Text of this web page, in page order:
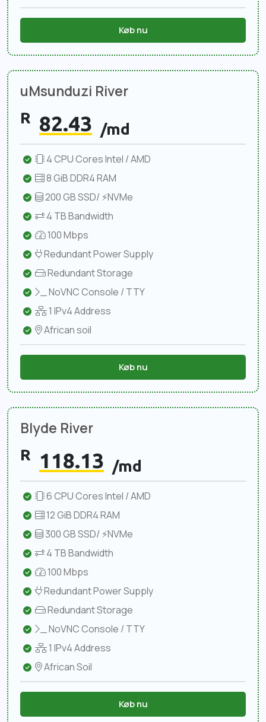
Køb nu
uMsunduzi River
R 82.43 /md
4 CPU Cores Intel / AMD
8 GiB DDR4 RAM
200 GB SSD/ ⚡NVMe
4 TB Bandwidth
100 Mbps
Redundant Power Supply
Redundant Storage
NoVNC Console / TTY
1 IPv4 Address
African soil
Køb nu
Blyde River
R 118.13 /md
6 CPU Cores Intel / AMD
12 GiB DDR4 RAM
300 GB SSD/ ⚡NVMe
4 TB Bandwidth
100 Mbps
Redundant Power Supply
Redundant Storage
NoVNC Console / TTY
1 IPv4 Address
African Soil
Køb nu